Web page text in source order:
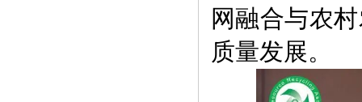
网融合与农
质量发展。